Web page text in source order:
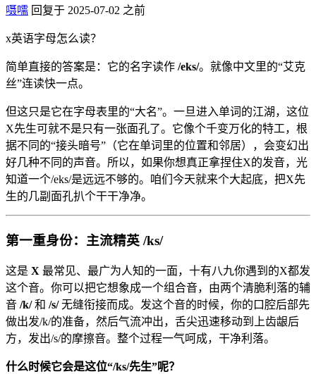
嗫嚅 回复于 2025-07-02 之前
x英语字母怎么读？
简单直接的答案是：它的名字读作 /eks/。就像中文里的“艾克
丝”连读快一点。
但这只是它在字母表里的“大名”。一旦进入单词的江湖，这位
X先生可就不是只有一张面孔了。它像个千变万化的特工，根
据不同的“接头暗号”（它在单词里的位置和邻居），会变幻出
好几种不同的声音。所以，如果你想真正拿捏住X的发音，光
知道一个/eks/是远远不够的。咱们今天就来个大起底，把X先
生的几副面孔扒个干干净净。
第一重身份：主流精英 /ks/
这是 X 最常见、最广为人知的一面，十有八九你遇到的X都发
这个音。你可以把它想象成一个组合音，由两个清脆利落的辅
音 /k/和 /s/无缝衔接而成。发这个音的时候，你的口腔后部先
做出发/k/的准备，然后气流冲出，舌尖迅速移动到上齿龈后
方，发出/s/的摩擦音。整个过程一气呵成，干净利落。
什么时候它会是这位“/ks/先生”呢？